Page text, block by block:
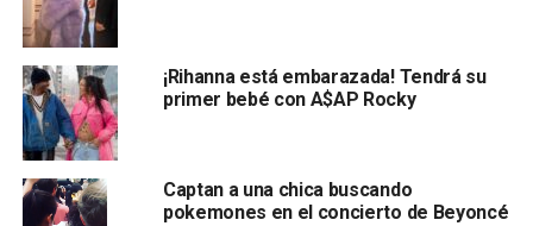
¡Rihanna está embarazada! Tendrá su
primer bebé con A$AP Rocky
Captan a una chica buscando
pokemones en el concierto de Beyoncé